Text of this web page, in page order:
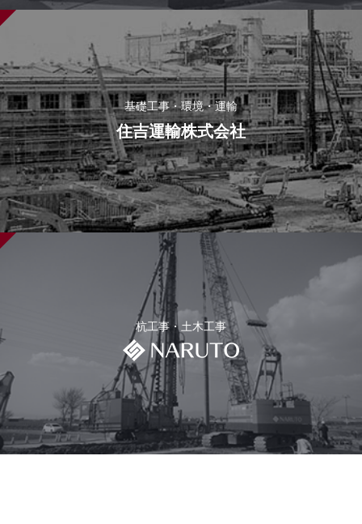
基礎工事・環境・運輸
住吉運輸株式会社
杭工事・土木工事